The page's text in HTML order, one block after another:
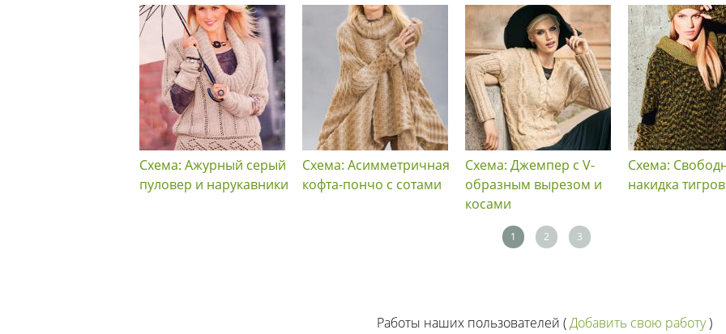
Схема: Ажурный серый
пуловер и нарукавники
Схема: Асимметричная
кофта-пончо с сотами
Схема: Джемпер с V-
образным вырезом и
косами
Схема:
накидка
1 2 3
Работы наших пользователей (Добавить свою работу)